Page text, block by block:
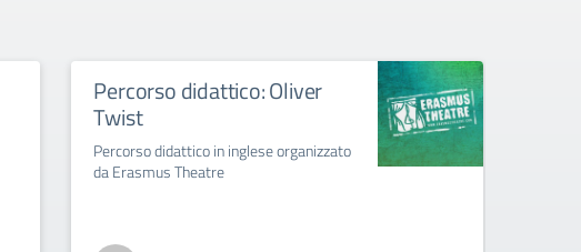
Percorso didattico: Oliver
Twist
Percorso didattico in inglese organizzato
da Erasmus Theatre